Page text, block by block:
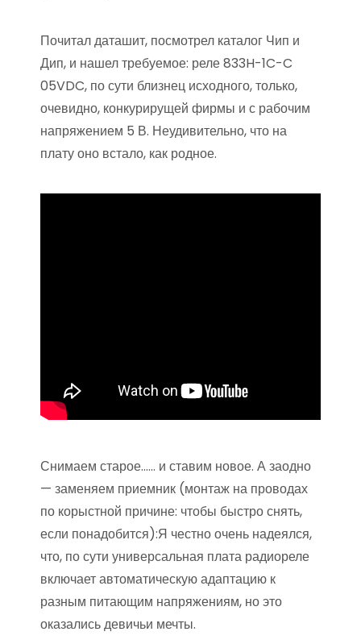
Почитал даташит, посмотрел каталог Чип и
Дип, и нашел требуемое: реле 833H-1C-C
05VDC, по сути близнец исходного, только,
очевидно, конкурирущей фирмы и с рабочим
напряжением 5 В. Неудивительно, что на
плату оно встало, как родное.
Снимаем старое…… и ставим новое. А заодно
— заменяем приемник (монтаж на проводах
по корыстной причине: чтобы быстро снять,
если понадобится):Я честно очень надеялся,
что, по сути универсальная плата радиореле
включает автоматическую адаптацию к
разным питающим напряжениям, но это
оказались девичьи мечты.